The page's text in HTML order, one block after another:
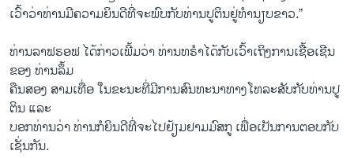
ເວົ້າ​ວ່າທ່ານ​ມີ​ຄວາມຍິນດີ​ທີ່​ຈະ​ພົບກັບ​ທ່ານ​ປູ​ຕິນຢູ່​ທຳນຽບຂາວ​.”
ທ່ານ​ລາ​ຟຣອຟ ​ໄດ້​ກ່າວ​ເພີ້​ມວ່າ ທ່ານ​ທຣໍາ​ໄດ້​ກັບເວົ້າເຖິງ​ການ​ເຊື້ອ​ເຊີນ
ຂອງ ທ່ານລຶ້ມ
​ຄືນ​ສອງ​ ສາມເທື່ອ ໃນຂະນະທີ່ມີ​ການ​ສົນທະນາ​ທາງ​ໂທລະສັບ​ກັບ​ທ່ານ​ປູ​
ຕິນ ​ແລະ​
ບອກ​ທ່ານ​ວ່າ ທ່ານກໍ​ຍິນດີ​ທີ່​ຈະ​ໄປ​ຢ້ຽມຢາມມົສກູ ເພື່ອເປັນການຕອບກັບ
ເຊັ່ນກັນ.